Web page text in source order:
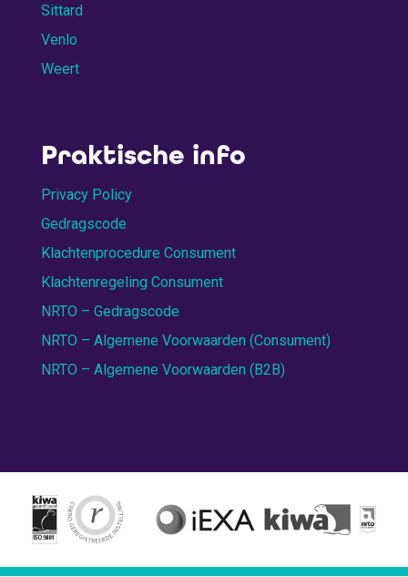
Sittard
Venlo
Weert
Praktische info
Privacy Policy
Gedragscode
Klachtenprocedure Consument
Klachtenregeling Consument
NRTO – Gedragscode
NRTO – Algemene Voorwaarden (Consument)
NRTO – Algemene Voorwaarden (B2B)